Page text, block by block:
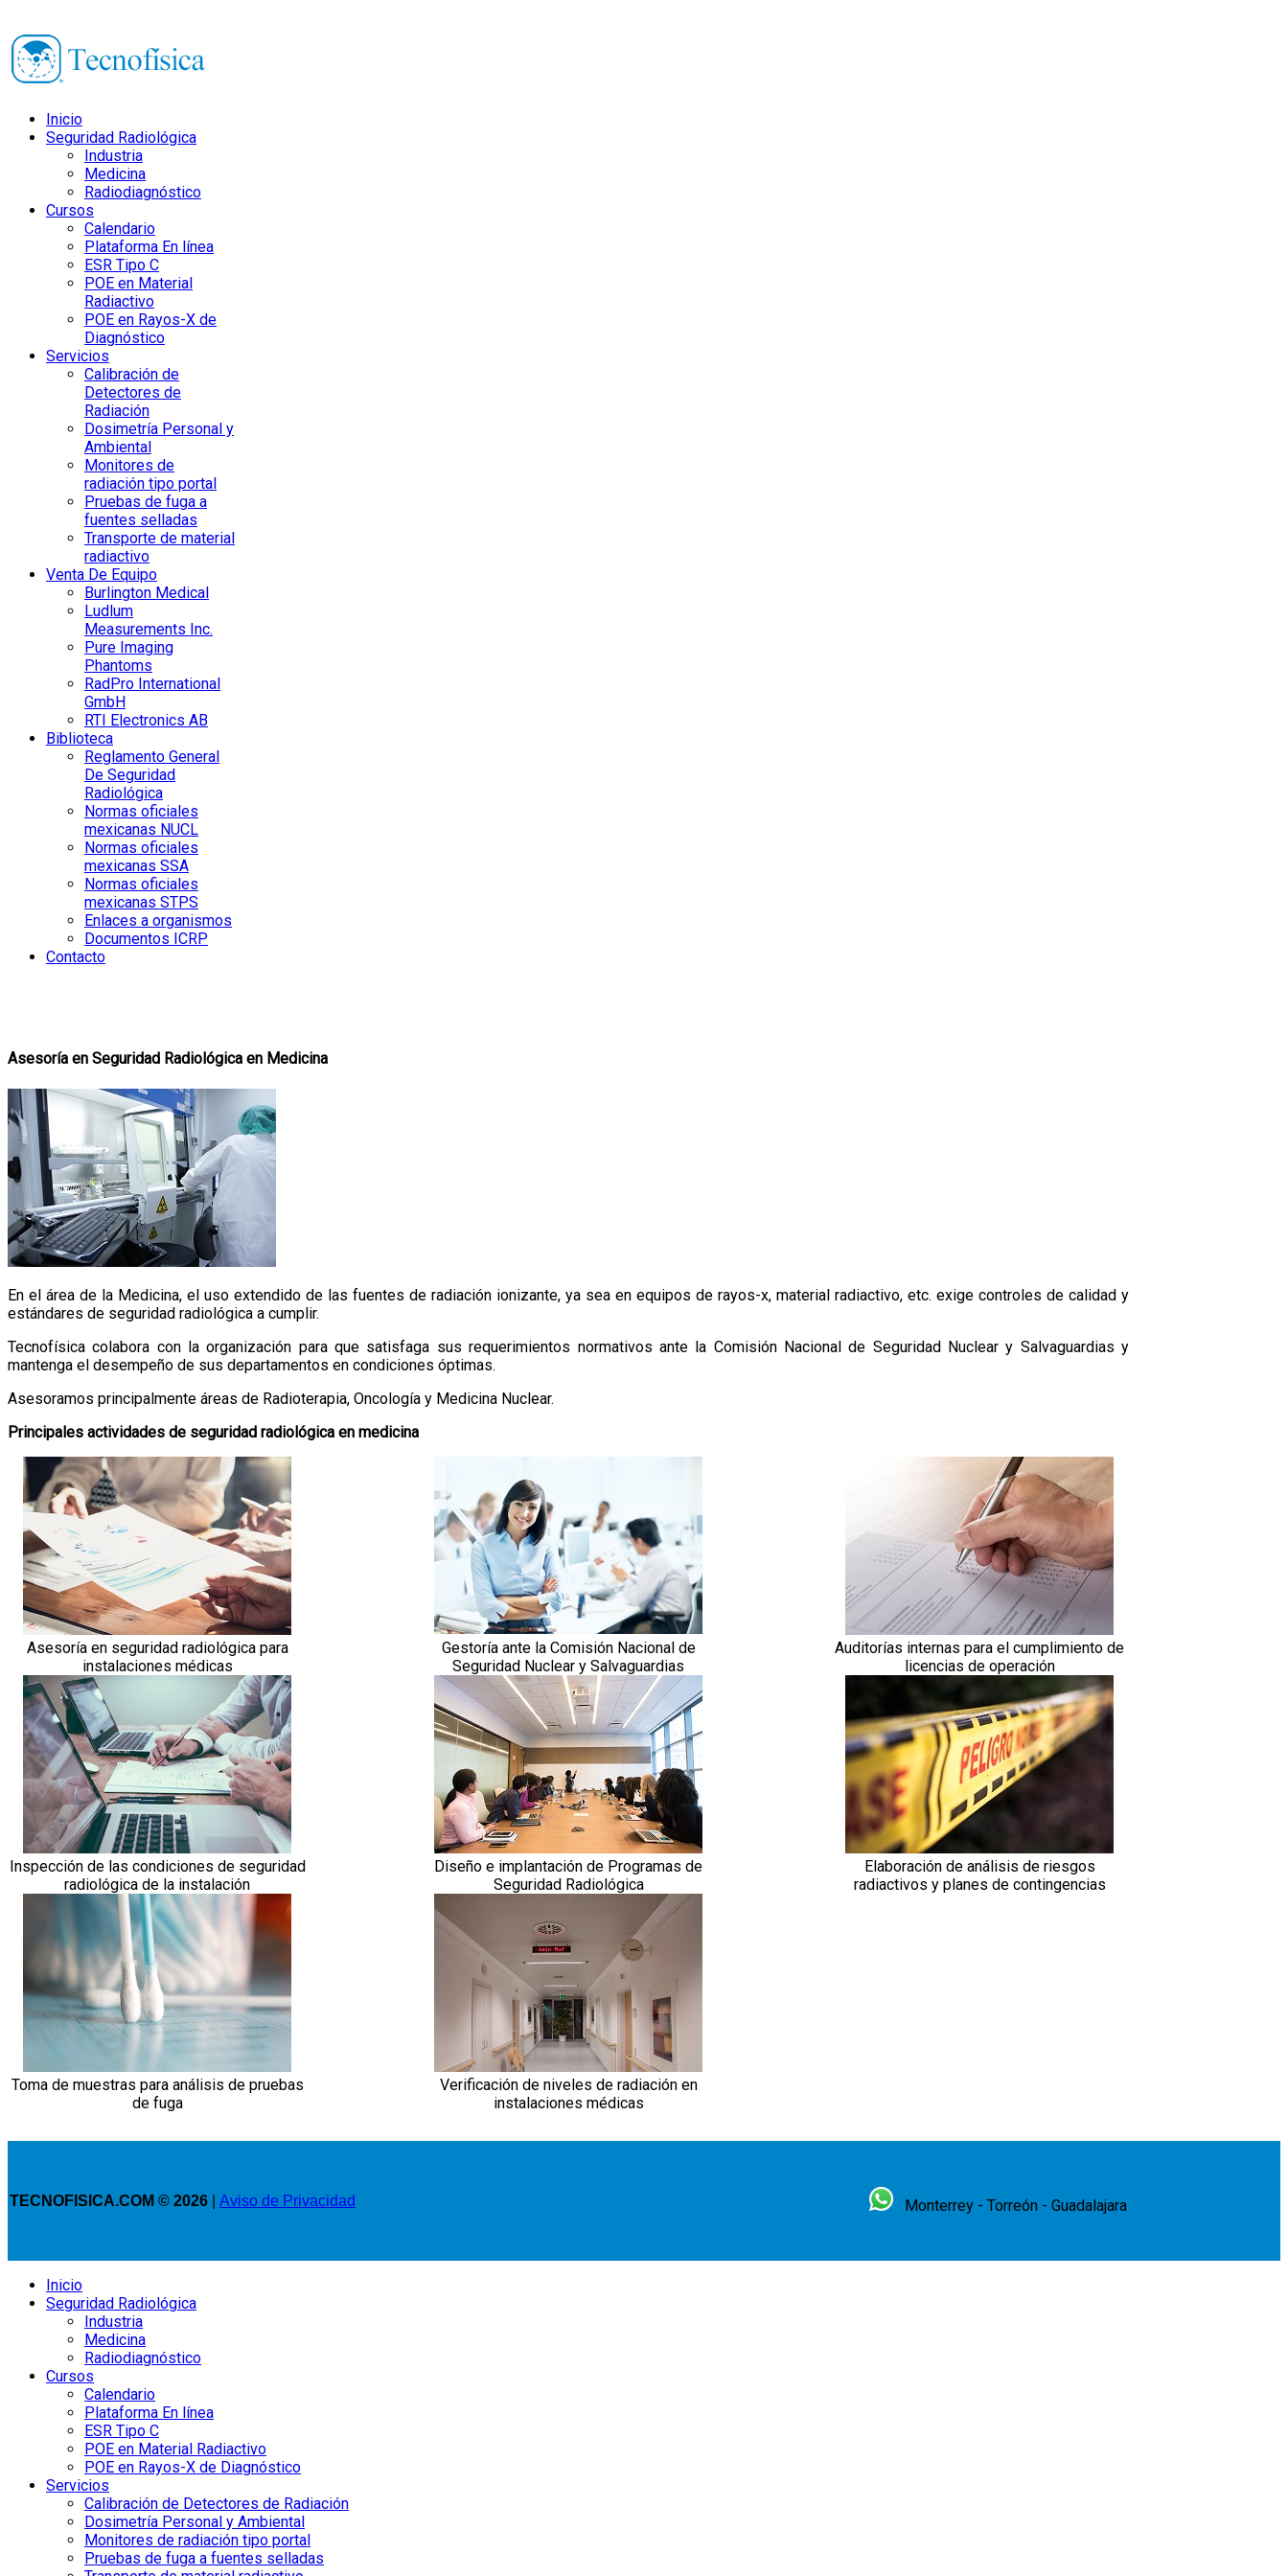
Inicio
Seguridad Radiológica
Industria
Medicina
Radiodiagnóstico
Cursos
Calendario
Plataforma En línea
ESR Tipo C
POE en Material
Radiactivo
POE en Rayos-X de
Diagnóstico
Servicios
Calibración de
Detectores de
Radiación
Dosimetría Personal y
Ambiental
Monitores de
radiación tipo portal
Pruebas de fuga a
fuentes selladas
Transporte de material
radiactivo
Venta De Equipo
Burlington Medical
Ludlum
Measurements Inc.
Pure Imaging
Phantoms
RadPro International
GmbH
RTI Electronics AB
Biblioteca
Reglamento General
De Seguridad
Radiológica
Normas oficiales
mexicanas NUCL
Normas oficiales
mexicanas SSA
Normas oficiales
mexicanas STPS
Enlaces a organismos
Documentos ICRP
Contacto
Asesoría en Seguridad Radiológica en Medicina
En el área de la Medicina, el uso extendido de las fuentes de radiación ionizante, ya sea en equipos de rayos-x, material radiactivo, etc. exige controles de calidad y
estándares de seguridad radiológica a cumplir.
Tecnofísica colabora con la organización para que satisfaga sus requerimientos normativos ante la Comisión Nacional de Seguridad Nuclear y Salvaguardias y
mantenga el desempeño de sus departamentos en condiciones óptimas.
Asesoramos principalmente áreas de Radioterapia, Oncología y Medicina Nuclear.
Principales actividades de seguridad radiológica en medicina
Asesoría en seguridad radiológica para
instalaciones médicas
Gestoría ante la Comisión Nacional de
Seguridad Nuclear y Salvaguardias
Auditorías internas para el cumplimiento de
licencias de operación
Inspección de las condiciones de seguridad
radiológica de la instalación
Diseño e implantación de Programas de
Seguridad Radiológica
Elaboración de análisis de riesgos
radiactivos y planes de contingencias
Toma de muestras para análisis de pruebas
de fuga
Verificación de niveles de radiación en
instalaciones médicas
TECNOFISICA.COM © 2026 Aviso de Privacidad Monterrey - Torreón - Guadalajara
Inicio
Seguridad Radiológica
Industria
Medicina
Radiodiagnóstico
Cursos
Calendario
Plataforma En línea
ESR Tipo C
POE en Material Radiactivo
POE en Rayos-X de Diagnóstico
Servicios
Calibración de Detectores de Radiación
Dosimetría Personal y Ambiental
Monitores de radiación tipo portal
Pruebas de fuga a fuentes selladas